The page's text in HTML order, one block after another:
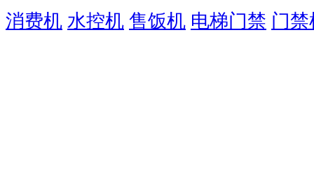
消费机 水控机 售饭机 电梯门禁 门禁